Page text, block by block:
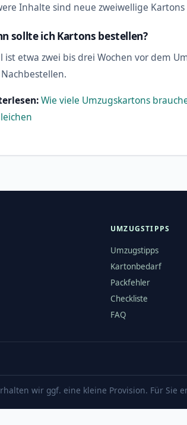
Inhalte sind neue zweiwellige Kartons
sollte ich Kartons bestellen?
ist etwa zwei bis drei Wochen vor dem
Wie viele Umzugskartons
UMZUGSTIPPS
Umzugstipps
Kartonbedarf
Packfehler
Checkliste
FAQ
wir ggf. eine kleine Provision. Für Sie